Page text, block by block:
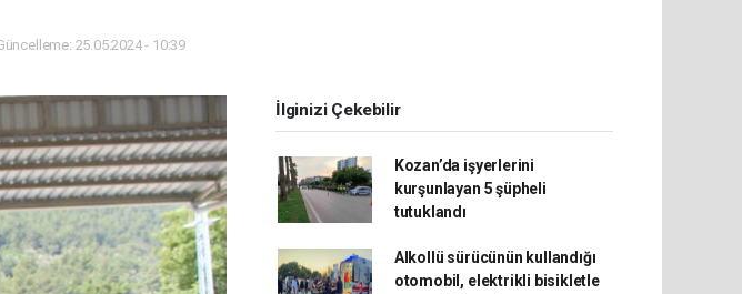
25.05.2024 - 10:39
İlginizi Çekebilir
Kozan’da işyerlerini
kurşunlayan 5 şüpheli
tutuklandı
Alkollü sürücünün kullandığı
otomobil, elektrikli bisikletle